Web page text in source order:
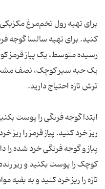
برای تهیه رول تخم‌مرغ مکزیکی
کنید. برای تهیه سالسا گوجه
رسیده متوسط، یک پیاز قرمز
یک حبه سیر کوچک، نصف
ترش تازه احتیاج دارید.
ابتدا گوجه فرنگی را پوست
ریز خرد کنید. پیاز قرمز را
پیاز و گوجه فرنگی خرد شده
کوچک را پوست بکنید و ریز
تازه را ریز خرد کنید و به